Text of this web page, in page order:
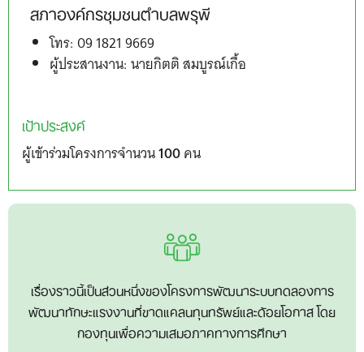
สภาองค์กรชุมชนตำบลพรุพี
โทร: 09 1821 9669
ผู้ประสานงาน: นายกิตติ สมบูรณ์เกื้อ
เป้าประสงค์
ผู้เข้าร่วมโครงการจำนวน100คน
เรื่องราวนี้เป็นส่วนหนึ่งของโครงการพัฒนาระบบทดลองการ
พัฒนาทักษะแรงงานที่ขาดแคลนทุนทรัพย์และด้อยโอกาส โดย
กองทุนเพื่อความเสมอภาคทางการศึกษา